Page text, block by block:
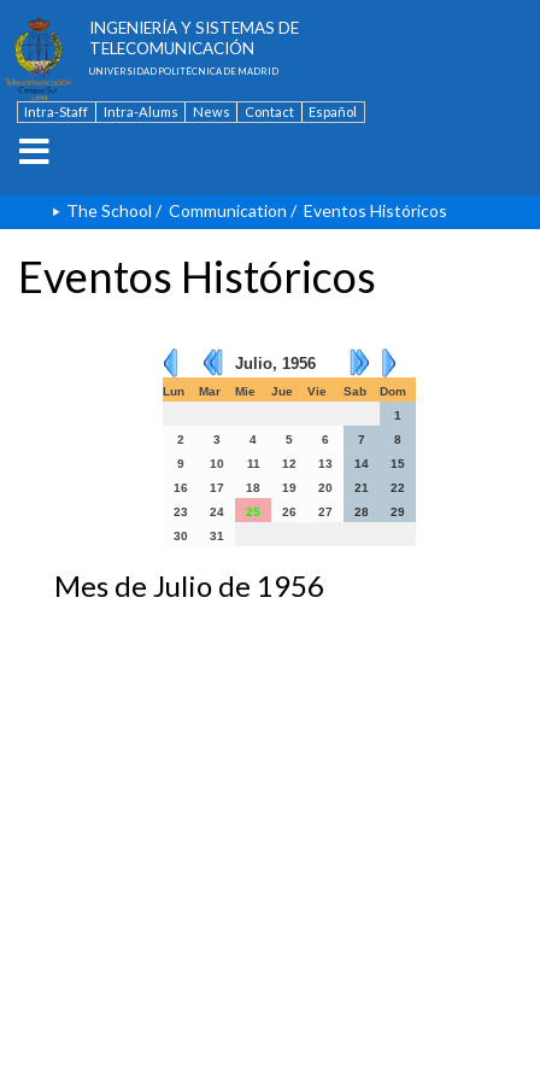
INGENIERÍA Y SISTEMAS DE
TELECOMUNICACIÓN
UNIVERSIDAD POLITÉCNICA DE MADRID
Intra-Staff Intra-Alums News Contact Español
The School / Communication / Eventos Históricos
Eventos Históricos
Julio, 1956
Lun Mar Mie Jue Vie Sab
Dom
1
2
3 4 5 6 7
8
9
10 11 12 13 14
15
16
17 18 19 20 21
22
23
24 25 26 27 28
29
30
31
Mes de Julio de 1956